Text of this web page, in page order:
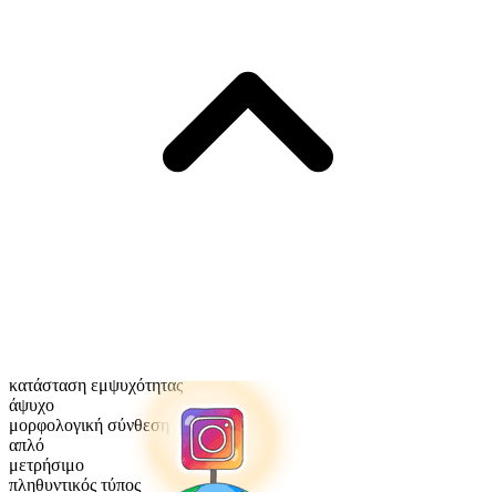
κατάσταση εμψυχότητας
άψυχο
μορφολογική σύνθεση
απλό
μετρήσιμο
πληθυντικός τύπος